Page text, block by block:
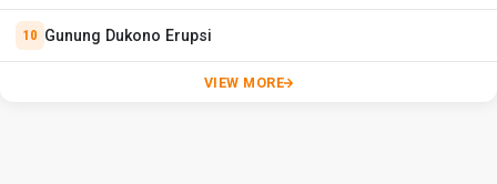
Gunung Dukono Erupsi
VIEW MORE